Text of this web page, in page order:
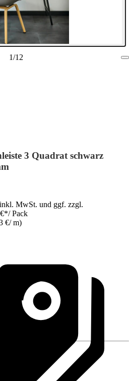
1/12
3 Quadrat schwarz
MwSt. und ggf. zzgl.
*/ Pack
€/ m)